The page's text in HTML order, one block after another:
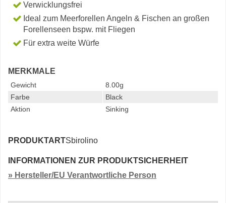
Verwicklungsfrei
Ideal zum Meerforellen Angeln & Fischen an großen
Forellenseen bspw. mit Fliegen
Für extra weite Würfe
MERKMALE
Gewicht
8.00g
Farbe
Black
Aktion
Sinking
PRODUKTARTSbirolino
INFORMATIONEN ZUR PRODUKTSICHERHEIT
» Hersteller/EU Verantwortliche Person